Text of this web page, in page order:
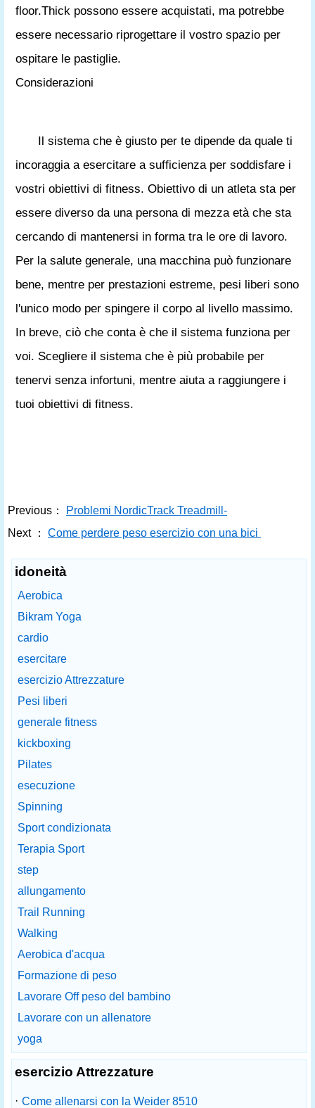
floor.Thick possono essere acquistati, ma potrebbe
essere necessario riprogettare il vostro spazio per
ospitare le pastiglie.
Considerazioni
Il sistema che è giusto per te dipende da quale ti
incoraggia a esercitare a sufficienza per soddisfare i
vostri obiettivi di fitness. Obiettivo di un atleta sta per
essere diverso da una persona di mezza età che sta
cercando di mantenersi in forma tra le ore di lavoro.
Per la salute generale, una macchina può funzionare
bene, mentre per prestazioni estreme, pesi liberi sono
l'unico modo per spingere il corpo al livello massimo.
In breve, ciò che conta è che il sistema funziona per
voi. Scegliere il sistema che è più probabile per
tenervi senza infortuni, mentre aiuta a raggiungere i
tuoi obiettivi di fitness.
Previous：
Problemi NordicTrack Treadmill-
Next ：
Come perdere peso esercizio con una bici
idoneità
Aerobica
Bikram Yoga
cardio
esercitare
esercizio Attrezzature
Pesi liberi
generale fitness
kickboxing
Pilates
esecuzione
Spinning
Sport condizionata
Terapia Sport
step
allungamento
Trail Running
Walking
Aerobica d'acqua
Formazione di peso
Lavorare Off peso del bambino
Lavorare con un allenatore
yoga
esercizio Attrezzature
· Come allenarsi con la Weider 8510